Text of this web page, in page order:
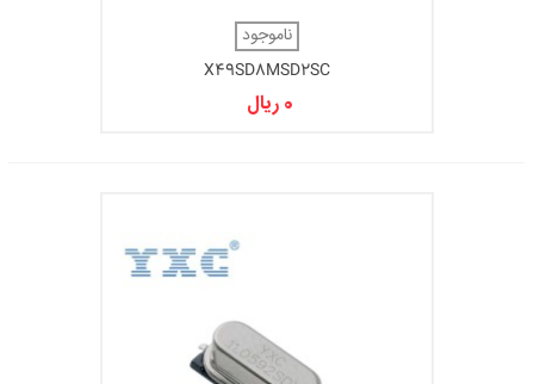
ناموجود
X49SD8MSD2SC
0 ریال